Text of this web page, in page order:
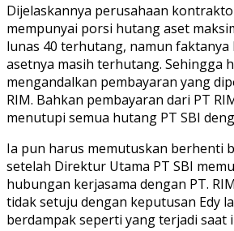
Dijelaskannya perusahaan
mempunyai porsi hutang aset
lunas 40 terhutang, namun faktanya
asetnya masih terhutang. Sehingga
mengandalkan pembayaran yang
RIM. Bahkan pembayaran dari PT
menutupi semua hutang PT SBI
Ia pun harus memutuskan berhenti
setelah Direktur Utama PT SBI
hubungan kerjasama dengan PT.
tidak setuju dengan keputusan Edy
berdampak seperti yang terjadi saat